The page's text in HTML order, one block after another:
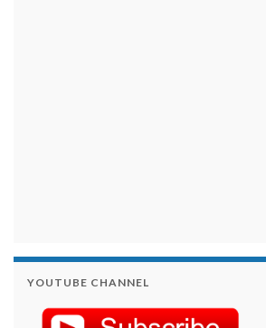
YOUTUBE CHANNEL